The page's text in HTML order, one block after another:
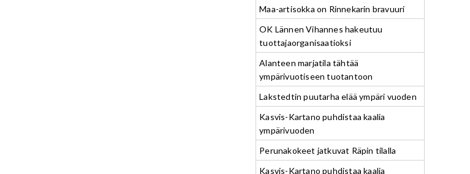
Maa-artisokka on Rinnekarin bravuuri
OK Lännen Vihannes hakeutuu
tuottajaorganisaatioksi
Alanteen marjatila tähtää
ympärivuotiseen tuotantoon
Lakstedtin puutarha elää ympäri vuoden
Kasvis-Kartano puhdistaa kaalia
ympärivuoden
Perunakokeet jatkuvat Räpin tilalla
Kasvis-Kartano puhdistaa kaalia